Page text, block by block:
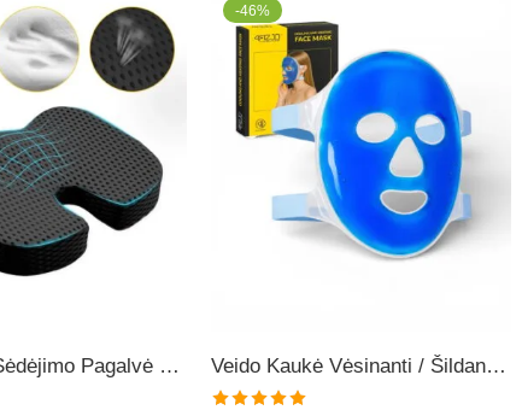
Ortopedinė Sėdėjimo Pagalvė COMFO+
-46%
Veido Kaukė Vėsinanti / Šildanti (daugiakartinė)